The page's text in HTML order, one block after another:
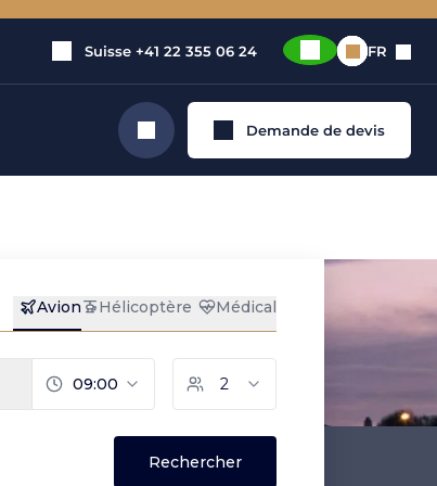
Suisse +41 22 355 06 24 FR
Rechercher Demande de devis